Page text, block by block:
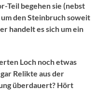
Teil begehen sie (nebst
den Steinbruch soweit
handelt es sich um ein
Loch noch etwas
Relikte aus der
überdauert? Hört